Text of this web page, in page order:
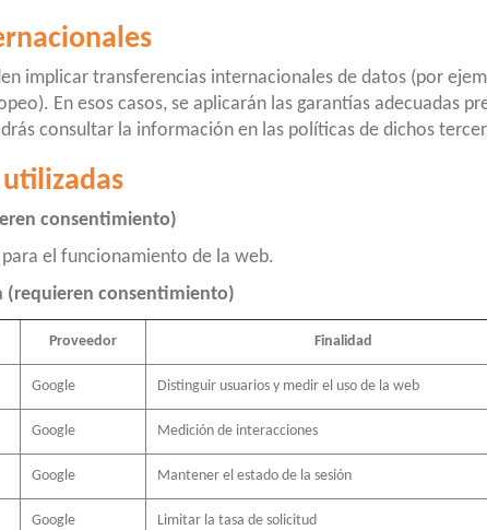
implicar transferencias internacionales de datos (por
En esos casos, se aplicarán las garantías adecuadas
consultar la información en las políticas de dichos
consentimiento)
el funcionamiento de la web.
(requieren consentimiento)
Proveedor Finalidad
Google Distinguir usuarios y medir el uso de la web
Google Medición de interacciones
Google Mantener el estado de la sesión
Google Limitar la tasa de solicitud